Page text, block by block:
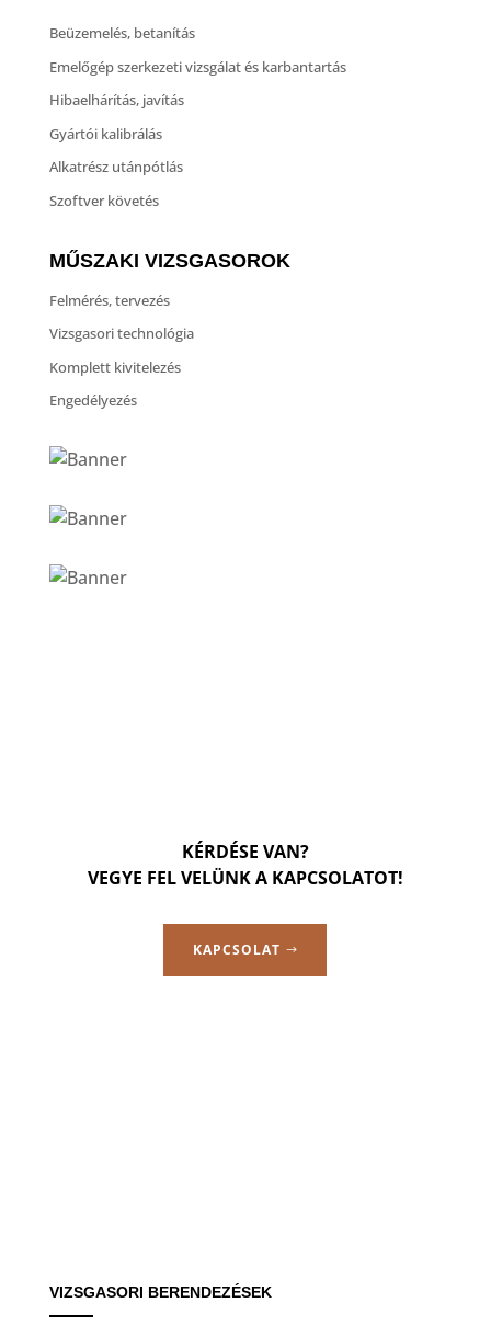
Beüzemelés, betanítás
Emelőgép szerkezeti vizsgálat és karbantartás
Hibaelhárítás, javítás
Gyártói kalibrálás
Alkatrész utánpótlás
Szoftver követés
MŰSZAKI VIZSGASOROK
Felmérés, tervezés
Vizsgasori technológia
Komplett kivitelezés
Engedélyezés
KÉRDÉSE VAN?
VEGYE FEL VELÜNK A KAPCSOLATOT!
KAPCSOLAT
VIZSGASORI BERENDEZÉSEK